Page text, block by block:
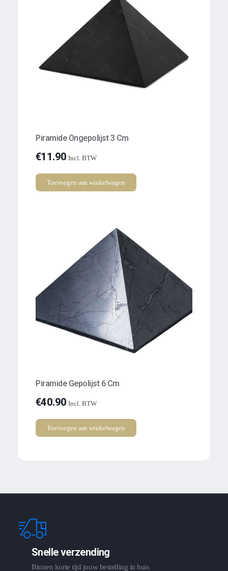
Piramide Ongepolijst 3 Cm
€11.90 Incl. BTW
Toevoegen aan winkelwagen
Piramide Gepolijst 6 Cm
€40.90 Incl. BTW
Toevoegen aan winkelwagen
Snelle verzending
Binnen korte tijd jouw bestelling in huis